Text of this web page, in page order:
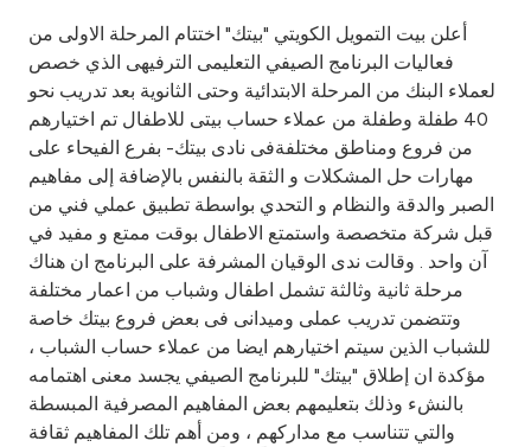
After Sales Services
Contact us
Branch & ATM locator
Germany
Malaysia
Turkey
أعلن بيت التمويل الكويتي "بيتك" اختتام المرحلة الاولى من
فعاليات البرنامج الصيفي التعليمى الترفيهى الذي خصص
لعملاء البنك من المرحلة الابتدائية وحتى الثانوية بعد تدريب نحو
40 طفلة وطفلة من عملاء حساب بيتى للاطفال تم اختيارهم
من فروع ومناطق مختلفةفى نادى بيتك- بفرع الفيحاء على
مهارات حل المشكلات و الثقة بالنفس بالإضافة إلى مفاهيم
الصبر والدقة والنظام و التحدي بواسطة تطبيق عملي فني من
قبل شركة متخصصة واستمتع الاطفال بوقت ممتع و مفيد في
آن واحد . وقالت ندى الوقيان المشرفة على البرنامج ان هناك
مرحلة ثانية وثالثة تشمل اطفال وشباب من اعمار مختلفة
وتتضمن تدريب عملى وميدانى فى بعض فروع بيتك خاصة
للشباب الذين سيتم اختيارهم ايضا من عملاء حساب الشباب ،
مؤكدة ان إطلاق "بيتك" للبرنامج الصيفي يجسد معنى اهتمامه
بالنشء وذلك بتعليمهم بعض المفاهيم المصرفية المبسطة
والتي تتناسب مع مداركهم ، ومن أهم تلك المفاهيم ثقافة